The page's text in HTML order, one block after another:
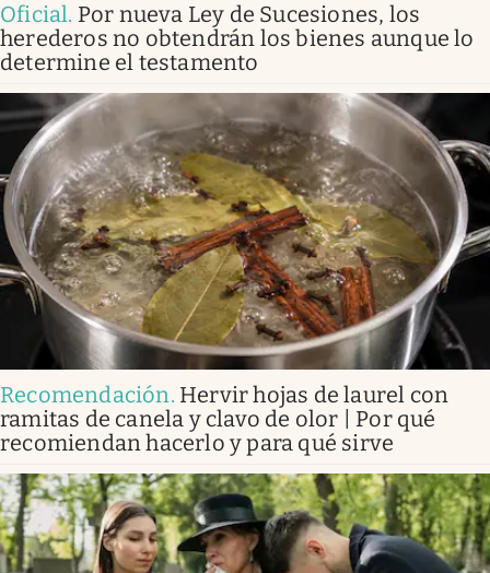
Oficial. Por nueva Ley de Sucesiones, los
herederos no obtendrán los bienes aunque lo
determine el testamento
Recomendación. Hervir hojas de laurel con
ramitas de canela y clavo de olor | Por qué
recomiendan hacerlo y para qué sirve